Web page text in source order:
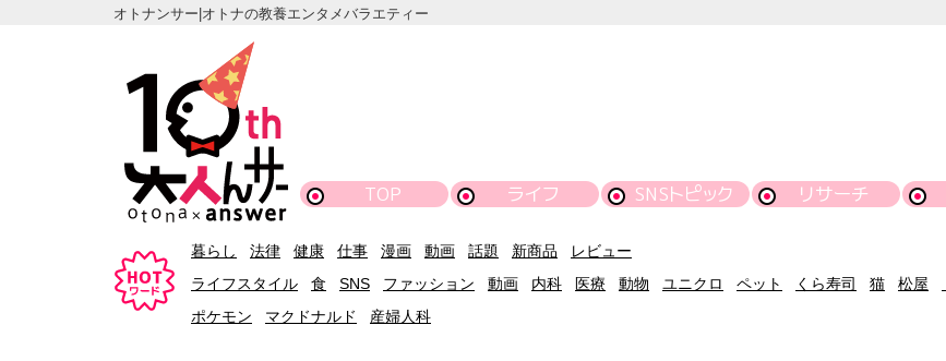
オトナンサー|オトナの教養エンタメバラエティー
TOP ライフ SNSトピック リサーチ
暮らし 法律 健康 仕事 漫画 動画 話題 新商品
レビュー
ライフスタイル
食 SNS ファッション 動画 内科 医療 動物 ユニクロ ペット くら寿司 猫 松屋
ポケモン
マクドナルド 産婦人科